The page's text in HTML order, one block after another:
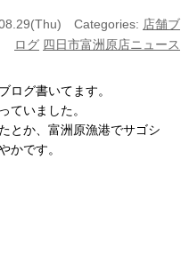
Categories: 店舗ブ
ログ 四日市富洲原店ニュース
ログ書いてます。
ていました。
とか、富洲原漁港でサゴシ
かです。